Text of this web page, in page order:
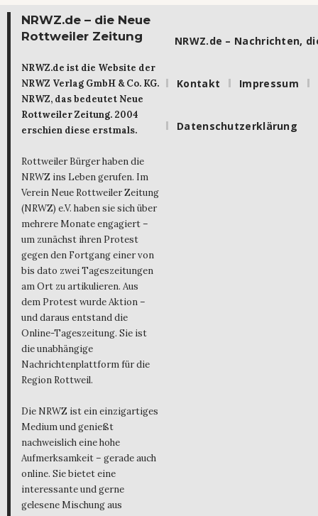
NRWZ.de – die Neue
Rottweiler Zeitung
NRWZ.de ist die Website der
NRWZ Verlag GmbH & Co. KG.
NRWZ, das bedeutet Neue
Rottweiler Zeitung. 2004
erschien diese erstmals.
Rottweiler Bürger haben die
NRWZ ins Leben gerufen. Im
Verein Neue Rottweiler Zeitung
(NRWZ) e.V. haben sie sich über
mehrere Monate engagiert –
um zunächst ihren Protest
gegen den Fortgang einer von
bis dato zwei Tageszeitungen
am Ort zu artikulieren. Aus
dem Protest wurde Aktion –
und daraus entstand die
Online-Tageszeitung. Sie ist
die unabhängige
Nachrichtenplattform für die
Region Rottweil.
Die NRWZ ist ein einzigartiges
Medium und genießt
nachweislich eine hohe
Aufmerksamkeit – gerade auch
online. Sie bietet eine
interessante und gerne
gelesene Mischung aus
NRWZ.de – Nachrichten,
Kontakt Impressum
Datenschutzerklärung